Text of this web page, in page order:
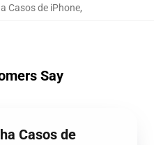
Casos de iPhone,
Say
Casos de